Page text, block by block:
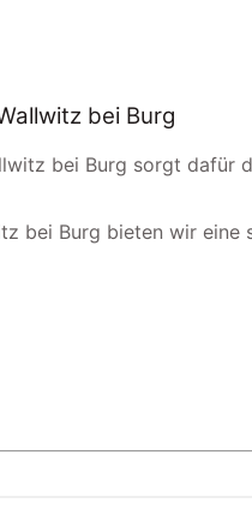
bei Burg
bei Burg sorgt
bei Burg bieten wir